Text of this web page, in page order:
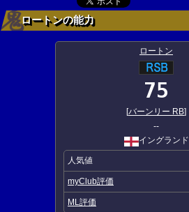
ロートンの能力
ロートン
75
[バーンリー RB]
--
イングランド
人気値
myClub評価
ML評価